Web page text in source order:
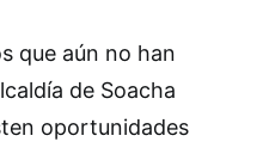
que aún no han
de Soacha
oportunidades